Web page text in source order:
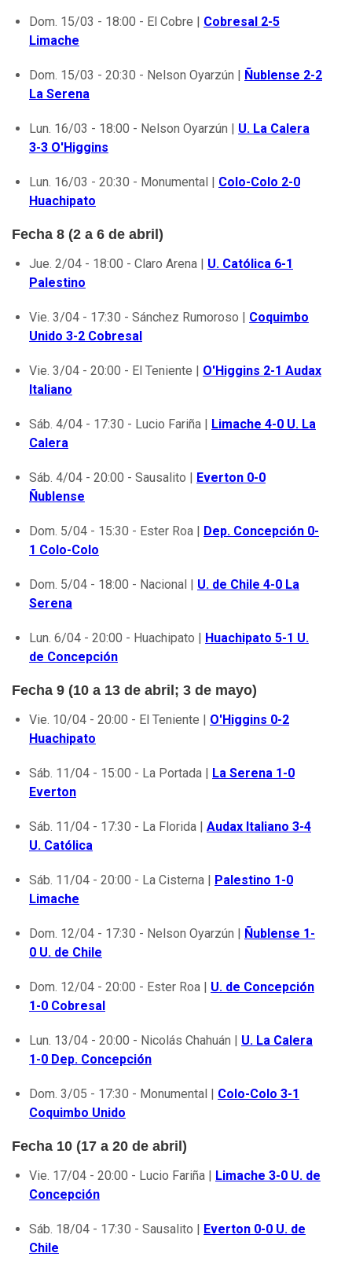
Dom. 15/03 - 18:00 - El Cobre | Cobresal 2-5
Limache
Dom. 15/03 - 20:30 - Nelson Oyarzún |
Ñublense 2-2
La Serena
Lun. 16/03 - 18:00 - Nelson Oyarzún | U. La Calera
3-3 O'Higgins
Lun. 16/03 - 20:30 - Monumental | Colo-Colo 2-0
Huachipato
Fecha 8 (2 a 6 de abril)
Jue. 2/04 - 18:00 - Claro Arena | U. Católica 6-1
Palestino
Vie. 3/04 - 17:30 - Sánchez Rumoroso | Coquimbo
Unido 3-2 Cobresal
Vie. 3/04 - 20:00 - El Teniente | O'Higgins 2-1 Audax
Italiano
Sáb. 4/04 - 17:30 - Lucio Fariña |
Limache 4-0 U. La
Calera
Sáb. 4/04 - 20:00 - Sausalito |
Everton 0-0
Ñublense
Dom. 5/04 - 15:30 - Ester Roa |
Dep. Concepción 0-
1 Colo-Colo
Dom. 5/04 - 18:00 - Nacional | U. de Chile 4-0 La
Serena
Lun. 6/04 - 20:00 - Huachipato |
Huachipato 5-1 U.
de Concepción
Fecha 9 (10 a 13 de abril; 3 de mayo)
Vie. 10/04 - 20:00 - El Teniente | O'Higgins 0-2
Huachipato
Sáb. 11/04 - 15:00 - La Portada |
La Serena 1-0
Everton
Sáb. 11/04 - 17:30 - La Florida | Audax Italiano 3-4
U. Católica
Sáb. 11/04 - 20:00 - La Cisterna |
Palestino 1-0
Limache
Dom. 12/04 - 17:30 - Nelson Oyarzún |
Ñublense 1-
0 U. de Chile
Dom. 12/04 - 20:00 - Ester Roa | U. de Concepción
1-0 Cobresal
Lun. 13/04 - 20:00 - Nicolás Chahuán | U. La Calera
1-0 Dep. Concepción
Dom. 3/05 - 17:30 - Monumental | Colo-Colo 3-1
Coquimbo Unido
Fecha 10 (17 a 20 de abril)
Vie. 17/04 - 20:00 - Lucio Fariña |
Limache 3-0 U. de
Concepción
Sáb. 18/04 - 17:30 - Sausalito |
Everton 0-0 U. de
Chile